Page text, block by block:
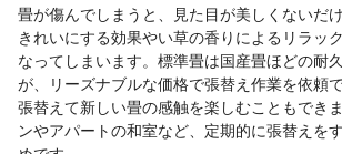
畳が傷んでしまうと、見た目が美しくないだ
きれいにする効果やい草の香りによるリラッ
なってしまいます。標準畳は国産畳ほどの耐
が、リーズナブルな価格で張替え作業を依頼
張替えて新しい畳の感触を楽しむこともでき
ンやアパートの和室など、定期的に張替えを